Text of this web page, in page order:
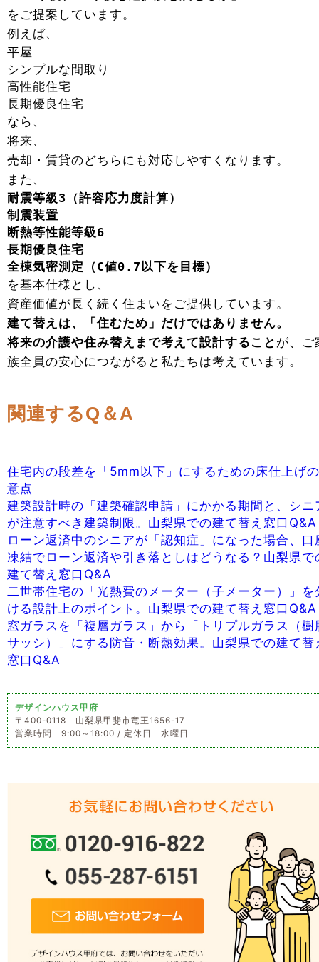
をご提案しています。
例えば、
平屋
シンプルな間取り
高性能住宅
長期優良住宅
なら、
将来、
売却・賃貸のどちらにも対応しやすくなります。
また、
耐震等級3（許容応力度計算）
制震装置
断熱等性能等級6
長期優良住宅
全棟気密測定（C値0.7以下を目標）
を基本仕様とし、
資産価値が長く続く住まいをご提供しています。
建て替えは、「住むため」だけではありません。
将来の介護や住み替えまで考えて設計すること が、ご
族全員の安心につながると私たちは考えています。
関連するQ＆A
住宅内の段差を「5mm以下」にするための床仕上げ
意点
建築設計時の「建築確認申請」にかかる期間と、シニ
が注意すべき建築制限。山梨県での建て替え窓口Q&A
ローン返済中のシニアが「認知症」になった場合、口
凍結でローン返済や引き落としはどうなる？山梨県で
建て替え窓口Q&A
二世帯住宅の「光熱費のメーター（子メーター）」を
ける設計上のポイント。山梨県での建て替え窓口Q&A
窓ガラスを「複層ガラス」から「トリプルガラス（樹
サッシ）」にする防音・断熱効果。山梨県での建て替
窓口Q&A
デザインハウス甲府
〒400-0118 山梨県甲斐市竜王1656-17
営業時間 9:00～18:00 / 定休日 水曜日